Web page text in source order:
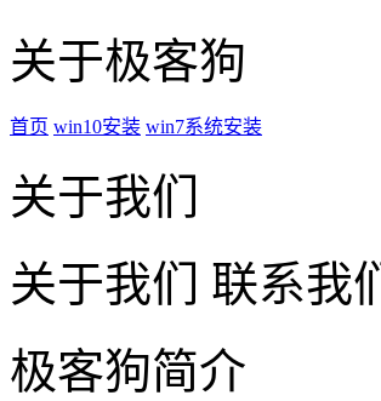
关于极客狗
首页 win10安装 win7系统安装
关于我们
关于我们 联系我
极客狗简介